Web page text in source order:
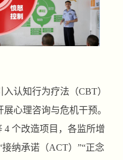
认知行为疗法（CBT）
心理咨询与危机干预。
4 个改造项目，各监所增
纳承诺（ACT）”“正念